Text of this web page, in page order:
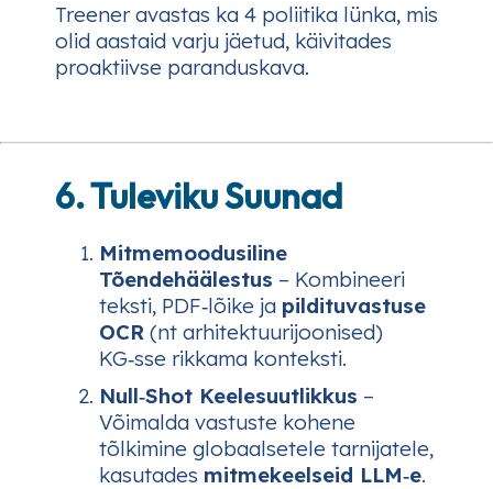
Treener avastas ka 4 poliitika lünka, mis
olid aastaid varju jäetud, käivitades
proaktiivse paranduskava.
6. Tuleviku Suunad
Mitmemoodusiline
Tõendehäälestus – Kombineeri
teksti, PDF‑lõike ja pildituvastuse
OCR (nt arhitektuurijoonised)
KG‑sse rikkama konteksti.
Null‑Shot Keelesuutlikkus –
Võimalda vastuste kohene
tõlkimine globaalsetele tarnijatele,
kasutades mitmekeelseid LLM‑e.